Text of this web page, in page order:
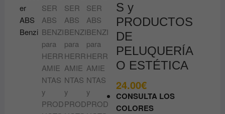
S y
PRODUCTOS
DE
PELUQUERÍA
O ESTÉTICA
24.00€
CONSULTA LOS
COLORES